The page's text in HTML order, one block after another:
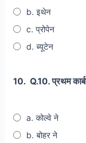
b. इथेन
c. प्रोपेन
d. ब्यूटेन
10. Q.10. प्रथम
a. कोल्वे ने
b. बोहर ने